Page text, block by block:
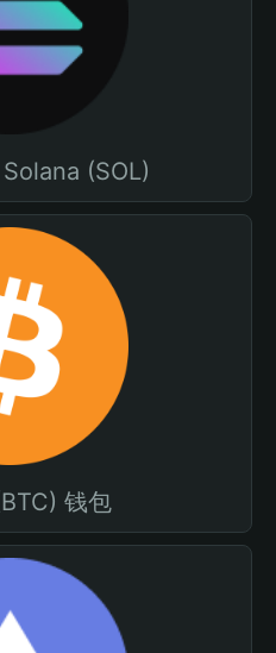
(SOL)
钱包